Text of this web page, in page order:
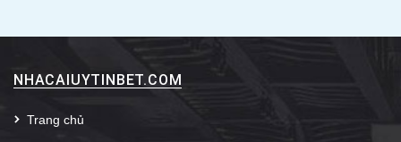
NHACAIUYTINBET.COM
Trang chủ